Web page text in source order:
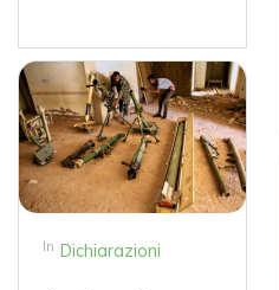
In Dichiarazioni